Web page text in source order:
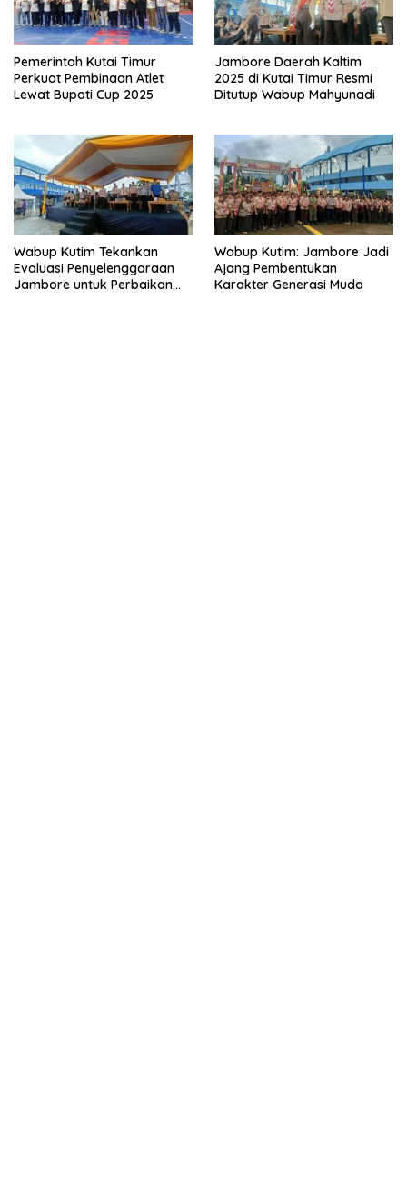
Pemerintah Kutai Timur
Perkuat Pembinaan Atlet
Lewat Bupati Cup 2025
Jambore Daerah Kaltim
2025 di Kutai Timur Resmi
Ditutup Wabup Mahyunadi
Wabup Kutim Tekankan
Evaluasi Penyelenggaraan
Jambore untuk Perbaikan
Wabup Kutim: Jambore Jadi
Ajang Pembentukan
Karakter Generasi Muda